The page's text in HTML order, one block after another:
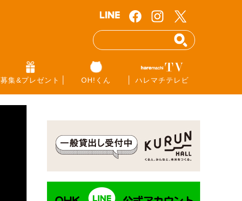
募集&プレゼント OH!くん ハレマチテレビ